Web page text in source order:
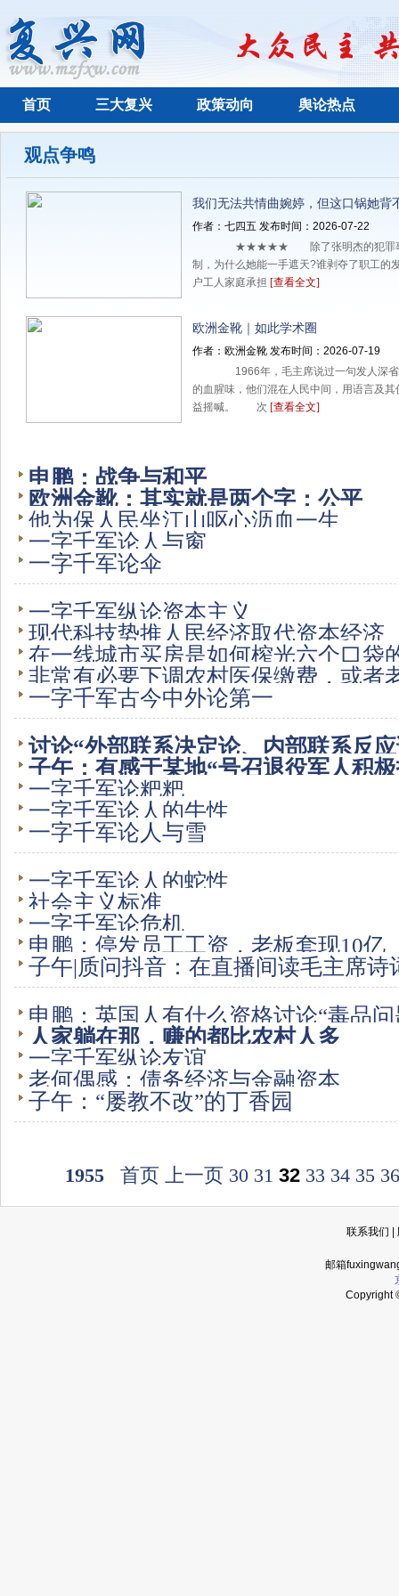
首页 三大复兴 政策动向 舆论热点
观点争鸣
我们无法共情曲婉婷，但这口锅她背
作者：七四五 发布时间：2026-07-22
★★★★★ 除了张明杰的犯罪事实
制，为什么她能一手遮天?谁剥夺了职工的
户工人家庭承担 [查看全文]
欧洲金靴｜如此学术圈
作者：欧洲金靴 发布时间：2026-07-19
1966年，毛主席说过一句发人深
的血腥味，他们混在人民中间，用语言及
益摇喊。 次 [查看全文]
申鹏：战争与和平
欧洲金靴：其实就是两个字：公平
他为保人民坐江山呕心沥血一生
一字千军论人与窗
一字千军论伞
一字千军纵论资本主义
现代科技势推人民经济取代资本经济
在一线城市买房是如何榨光六个口袋
非常有必要下调农村医保缴费，或者
费了也行
一字千军古今中外论第一
讨论“外部联系决定论、内部联系反
子午：有感于某地“号召退役军人积
一字千军论粑粑
一字千军论人的牛性
一字千军论人与雪
一字千军论人的蛇性
社会主义标准
一字千军论危机
申鹏：停发员工工资，老板套现10亿
子午|质问抖音：在直播间读毛主席诗
申鹏：英国人有什么资格讨论“毒品问
人家躺在那，赚的都比农村人多
一字千军纵论友谊
老何偶感：债务经济与金融资本
子午：“屡教不改”的丁香园
1955 首页 上一页 30 31 32 33 34 35 36
联系我们
邮箱
Copyright